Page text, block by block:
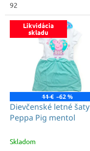
92
Likvidácia
skladu
11 € –62 %
Dievčenské letné šaty
Peppa Pig mentol
Skladom